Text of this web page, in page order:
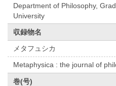
Department of Philosophy,
University
収録物名
メタフュシカ
Metaphysica : the journal of
巻(号)